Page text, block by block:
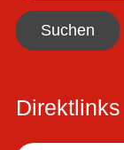
Direktlinks
Suchen